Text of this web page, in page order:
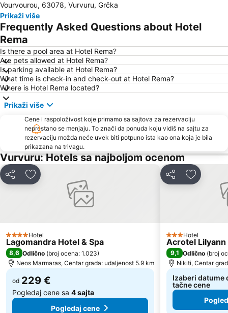
Plaža Polihrono
Kallithea
Luka Jerisos
Plaža Afitos
Hanioti
Sani
Siviri
Plaža Kakoudia
Sani Marina
Kriopigi
Develiki
Jerisos Cocoa
Chalkidiki deutero podi
Limani Ammoulianis
Plaža Possidi
Kalamici
Fourka
Porto Carras Grand Resort Golf Club
Nea Roda
Paralia Olympiadas
Afytos
Stratoni
Haniotis Melathron
Karagatsia
Agios Georgios
Plaža Tristinika
Gerakini
Vourvourou, 63078, Vurvuru, Grčka
Prikaži više
Frequently Asked Questions about Hotel
Rema
Is there a pool area at Hotel Rema?
Are pets allowed at Hotel Rema?
Is parking available at Hotel Rema?
What time is check-in and check-out at Hotel Rema?
Where is Hotel Rema located?
Prikaži više
Cene i raspoloživost koje primamo sa sajtova za rezervaciju
neprestano se menjaju. To znači da ponuda koju vidiš na sajtu za
rezervaciju možda neće uvek biti potpuno ista kao ona koja je bila
prikazana na trivagu.
Vurvuru: Hotels sa najboljom ocenom
Deli Dodati u favorite
4 Zvezdice
Hotel
Lagomandra Hotel & Spa
8,6 Odlično (broj ocena: 1.023)
Neos Marmaras, Centar grada: udaljenost 5.9 km
od 229 €
Pogledaj cene sa 4 sajta
Pogledaj cene
Deli Dodati u
3 Zvezdice
Hotel
Acrotel
9,1 Odlično (broj
Nikiti, Centar
Izaberi datume
tačne cene